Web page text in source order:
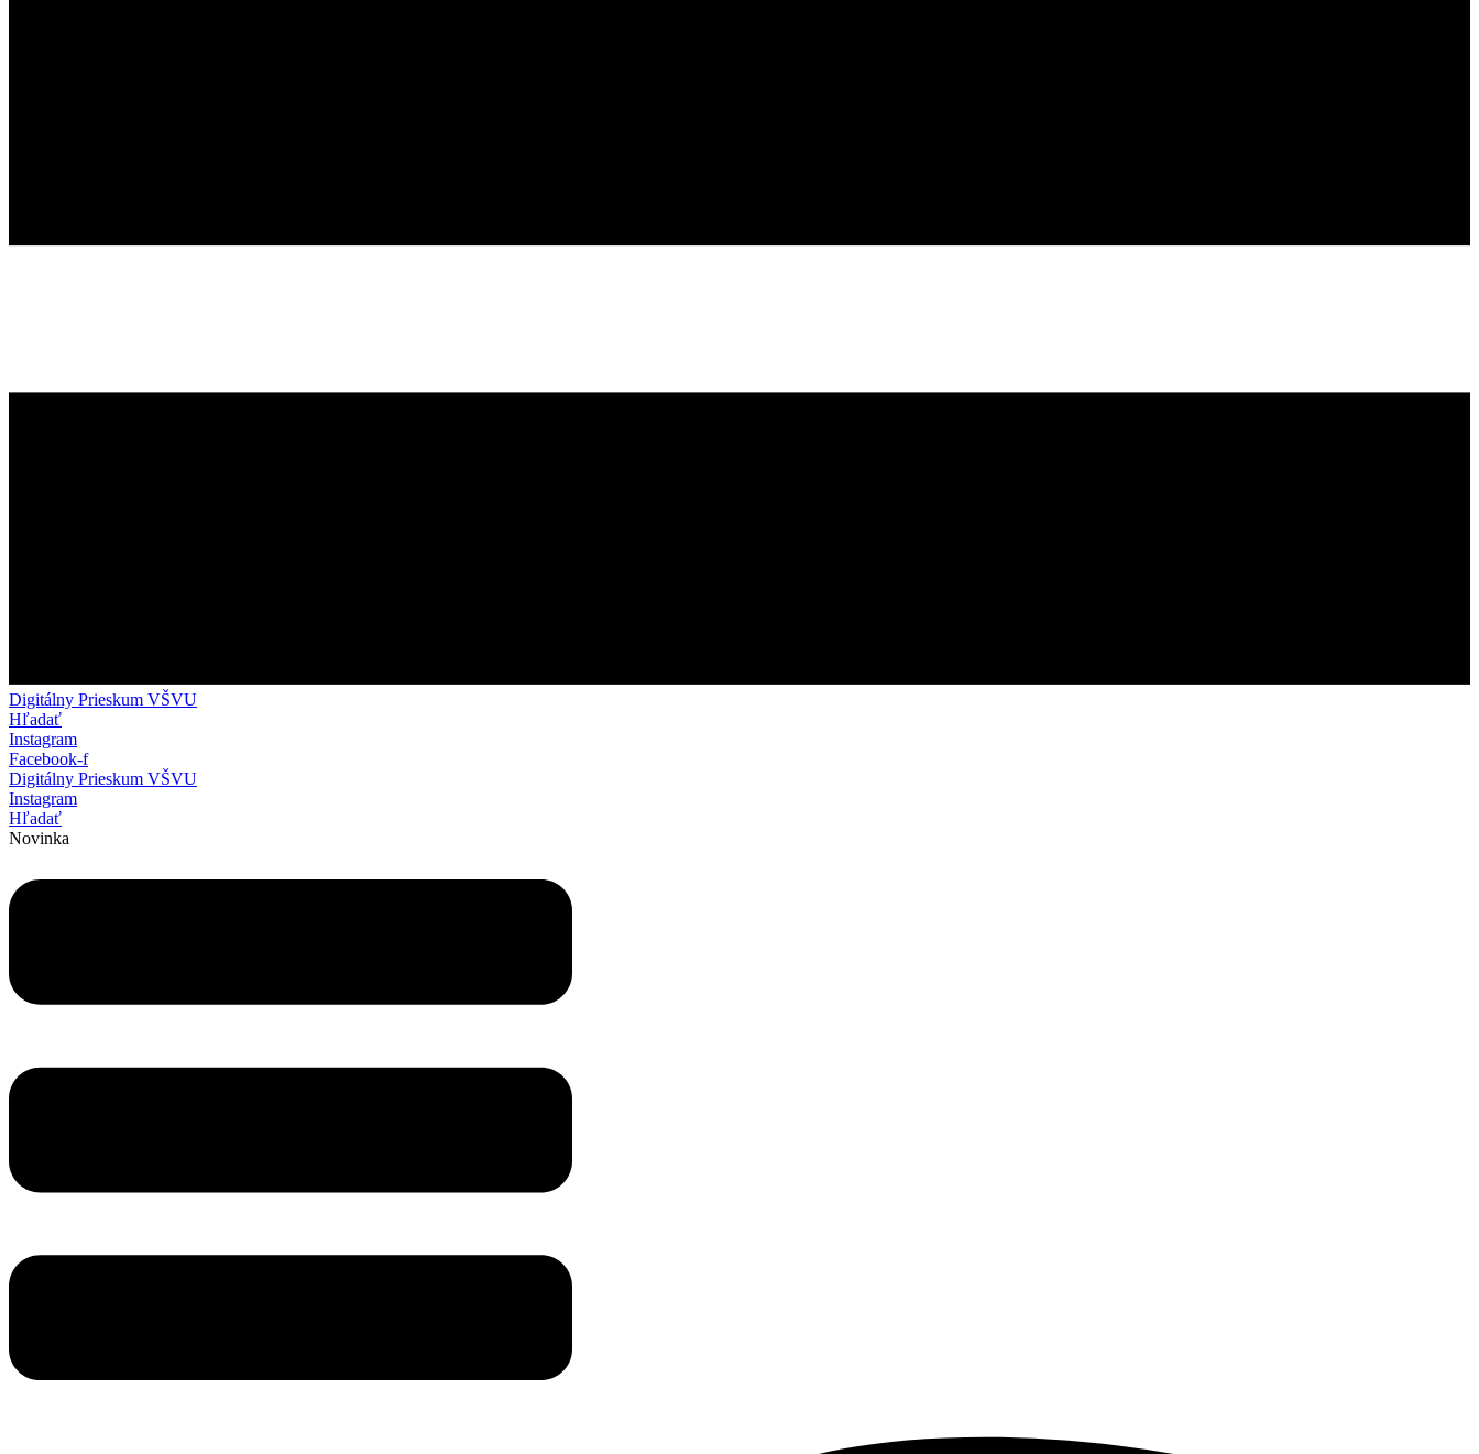
Digitálny Prieskum VŠVU
Hľadať
Instagram
Facebook-f
Digitálny Prieskum VŠVU
Instagram
Hľadať
Novinka